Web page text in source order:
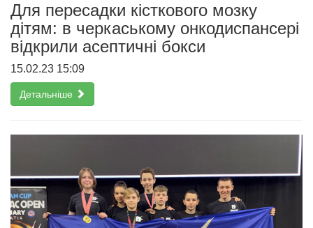
Для пересадки кісткового мозку
дітям: в черкаському онкодиспансері
відкрили асептичні бокси
15.02.23 15:09
Детальніше